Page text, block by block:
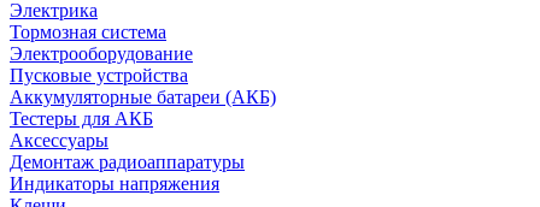
Электрика
Тормозная система
Электрооборудование
Пусковые устройства
Аккумуляторные батареи (АКБ)
Тестеры для АКБ
Аксессуары
Демонтаж радиоаппаратуры
Индикаторы напряжения